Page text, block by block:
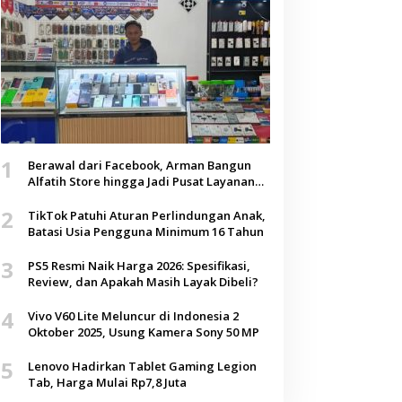
1
Berawal dari Facebook, Arman Bangun
Alfatih Store hingga Jadi Pusat Layanan
2
TikTok Patuhi Aturan Perlindungan Anak,
Batasi Usia Pengguna Minimum 16 Tahun
3
PS5 Resmi Naik Harga 2026: Spesifikasi,
Review, dan Apakah Masih Layak Dibeli?
4
Vivo V60 Lite Meluncur di Indonesia 2
Oktober 2025, Usung Kamera Sony 50 MP
5
Lenovo Hadirkan Tablet Gaming Legion
Tab, Harga Mulai Rp7,8 Juta